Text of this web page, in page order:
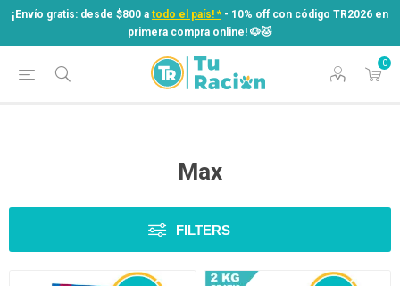
¡Envío gratis: desde $800 a todo el país! * - 10% off con código TR2026 en
primera compra online! ​🐶​🐱
0
¡Envío gratis: desde $800 atodo el país! *
- 10% off con código TR2026 en
primera compra online! ​🐶​🐱
Max
FILTERS